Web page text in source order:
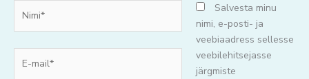
mail*
Salvesta minu
nimi, e-posti- ja
veebiaadress sellesse
veebilehitsejasse
järgmiste